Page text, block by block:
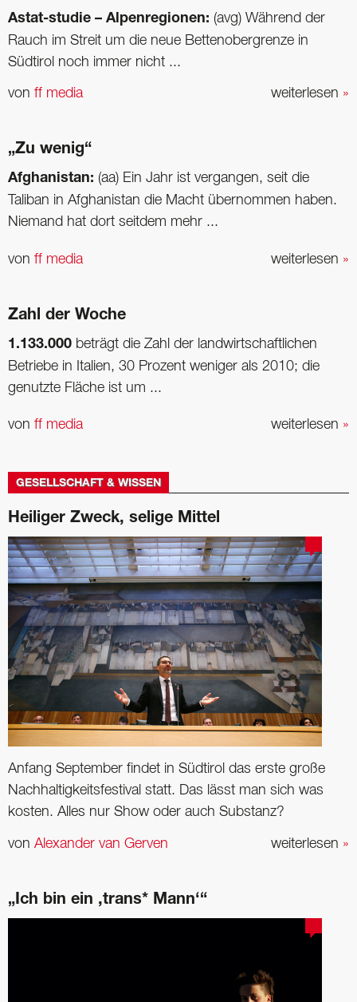
Astat-studie – Alpenregionen: (avg) Während der
Rauch im Streit um die neue Bettenobergrenze in
Südtirol noch immer nicht ...
weiterlesen »
von ff media
„Zu wenig“
Afghanistan: (aa) Ein Jahr ist vergangen, seit die
Taliban in Afghanistan die Macht übernommen haben.
Niemand hat dort seitdem mehr ...
weiterlesen »
von ff media
Zahl der Woche
1.133.000 beträgt die Zahl der landwirtschaftlichen
Betriebe in Italien, 30 Prozent weniger als 2010; die
genutzte Fläche ist um ...
weiterlesen »
von ff media
GESELLSCHAFT & WISSEN
Heiliger Zweck, selige Mittel
Anfang September findet in Südtirol das erste große
Nachhaltigkeitsfestival statt. Das lässt man sich was
kosten. Alles nur Show oder auch Substanz?
weiterlesen »
von Alexander van Gerven
„Ich bin ein ,trans* Mann‘“